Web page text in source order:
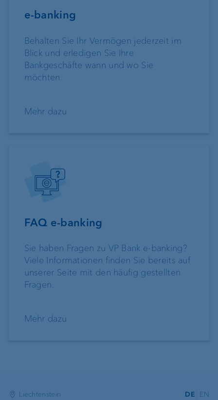
e-banking
Behalten Sie Ihr Vermögen jederzeit im
Blick und erledigen Sie Ihre
Bankgeschäfte wann und wo Sie
möchten.
Mehr dazu
FAQ e-banking
Sie haben Fragen zu VP Bank e-banking?
Viele Informationen finden Sie bereits auf
unserer Seite mit den häufig gestellten
Fragen.
Mehr dazu
Liechtenstein DE EN